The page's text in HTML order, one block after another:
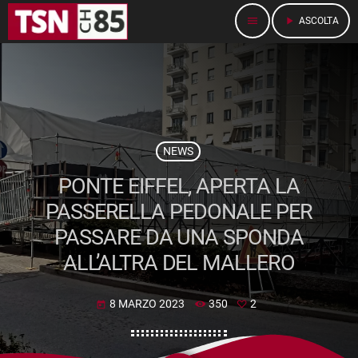
menu play_arrow ASCOLTA
NEWS
PONTE EIFFEL, APERTA LA
PASSERELLA PEDONALE PER
PASSARE DA UNA SPONDA
ALL’ALTRA DEL MALLERO
today 8 MARZO 2023 350 2